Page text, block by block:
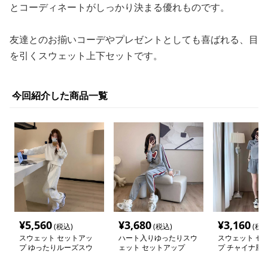
とコーディネートがしっかり決まる優れものです。
友達とのお揃いコーデやプレゼントとしても喜ばれる、目
を引くスウェット上下セットです。
今回紹介した商品一覧
¥5,560(税込)
スウェット セットアッ
プ ゆったりルーズスウ
¥3,680(税込)
ハート入りゆったりスウ
ェット セットアップ
¥3,160(税
スウェット セ
プ チャイナ風